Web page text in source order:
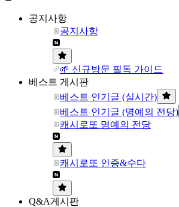
공지사항
공지사항
🌱 신규방문 필독 가이드
베스트 게시판
베스트 인기글 (실시간)
베스트 인기글 (명예의 전당)
캐시로또 명예의 전당
캐시로또 인증&수다
Q&A게시판